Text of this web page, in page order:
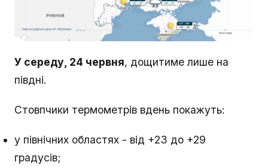
У середу, 24 червня, дощитиме лише на
півдні.
Стовпчики термометрів вдень покажуть:
у північних областях - від +23 до +29
градусів;